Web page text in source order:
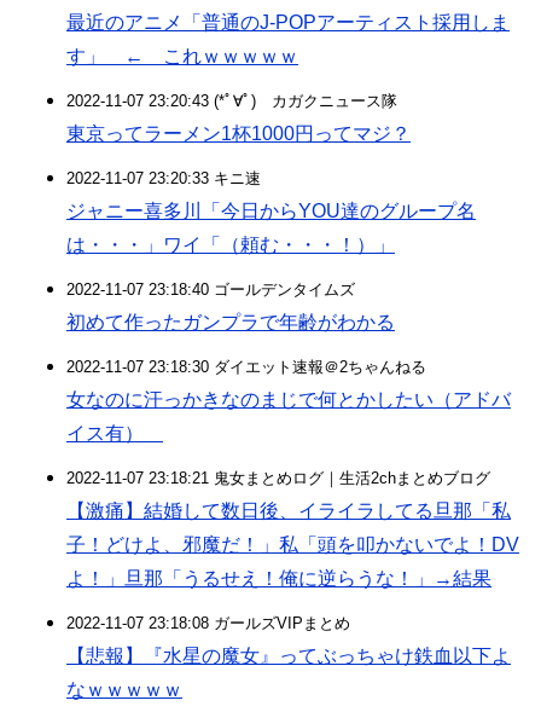
最近のアニメ「普通のJ-POPアーティスト採用しま
す」 ← これｗｗｗｗｗ
2022-11-07 23:20:43 (*ﾟ∀ﾟ)ゞカガクニュース隊
東京ってラーメン1杯1000円ってマジ？
2022-11-07 23:20:33 キニ速
ジャニー喜多川「今日からYOU達のグループ名
は・・・」ワイ「（頼む・・・！）」
2022-11-07 23:18:40 ゴールデンタイムズ
初めて作ったガンプラで年齢がわかる
2022-11-07 23:18:30 ダイエット速報＠2ちゃんねる
女なのに汗っかきなのまじで何とかしたい（アドバ
イス有）
2022-11-07 23:18:21 鬼女まとめログ｜生活2chまとめブログ
【激痛】結婚して数日後、イライラしてる旦那「私
子！どけよ、邪魔だ！」私「頭を叩かないでよ！DV
よ！」旦那「うるせえ！俺に逆らうな！」→結果
2022-11-07 23:18:08 ガールズVIPまとめ
【悲報】『水星の魔女』ってぶっちゃけ鉄血以下よ
なｗｗｗｗｗ